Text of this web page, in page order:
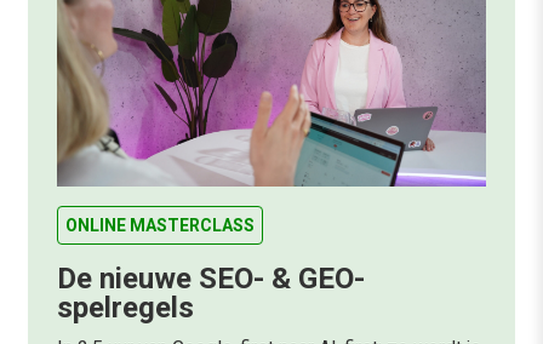
ONLINE MASTERCLASS
De nieuwe SEO- & GEO-
spelregels